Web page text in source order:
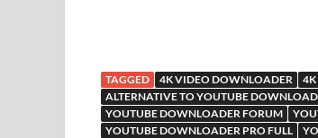
TAGGED 4K VIDEO DOWNLOADER 4K
ALTERNATIVE TO YOUTUBE
YOUTUBE DOWNLOADER FORUM
YOUTUBE DOWNLOADER PRO FULL